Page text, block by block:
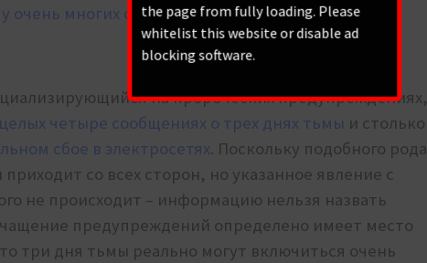
у очень многих сенситсивов:
на пророческих предупреждениях,
целых четыре сообщениях о трех днях тьмы и столько
сбое в электросетях. Поскольку подобного рода
со всех сторон, но указанное явление с
не происходит – информацию нельзя назвать
предупреждений определено имеет место
три дня тьмы реально могут включиться очень
the page from fully loading. Please
whitelist this website or disable ad
blocking software.